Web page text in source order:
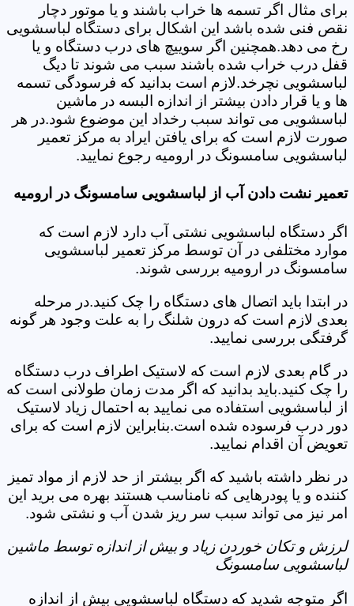
برای مثال اگر تسمه ها خراب باشند و یا موتور دچار
نقص فنی شده باشد این اشکال برای دستگاه لباسشویی
رخ می دهد.همچنین اگر سوییچ های درب دستگاه و یا
قفل درب خراب شده باشند سبب می شوند تا دیگ
لباسشویی نچرخد.لازم است بدانید که فرسودگی تسمه
ها و یا قرار دادن بیشتر از اندازه البسه در ماشین
لباسشویی می تواند سبب رخداد این موضوع شود.در هر
صورت لازم است که برای یافتن ایراد به مرکز تعمیر
لباسشویی سامسونگ در ارومیه رجوع نمایید.
تعمیر نشت دادن آب از لباسشویی سامسونگ در ارومیه
اگر دستگاه لباسشویی نشتی آب دارد لازم است که
موارد مختلفی در آن توسط مرکز تعمیر لباسشویی
سامسونگ در ارومیه بررسی شوند.
در ابتدا باید اتصال های دستگاه را چک کنید.در مرحله
بعدی لازم است که درون شلنگ را به علت وجود هر گونه
گرفتگی بررسی نمایید.
در گام بعدی لازم است که لاستیک اطراف درب دستگاه
را چک کنید.باید بدانید که اگر مدت زمان طولانی است که
از لباسشویی استفاده می نمایید به احتمال زیاد لاستیک
دور درب فرسوده شده است.بنابراین لازم است که برای
تعویض آن اقدام نمایید.
در نظر داشته باشید که اگر بیشتر از حد لازم از مواد تمیز
کننده و یا پودرهایی که نامناسب هستند بهره می برید این
امر نیز می تواند سبب سر ریز شدن آب و نشتی شود.
لرزش و تکان خوردن زیاد و بیش از اندازه توسط ماشین
لباسشویی سامسونگ
اگر متوجه شدید که دستگاه لباسشویی بیش از اندازه